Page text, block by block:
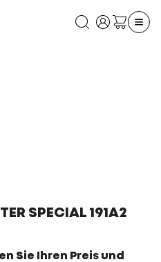
SPECIAL 191A2
Sie Ihren Preis und